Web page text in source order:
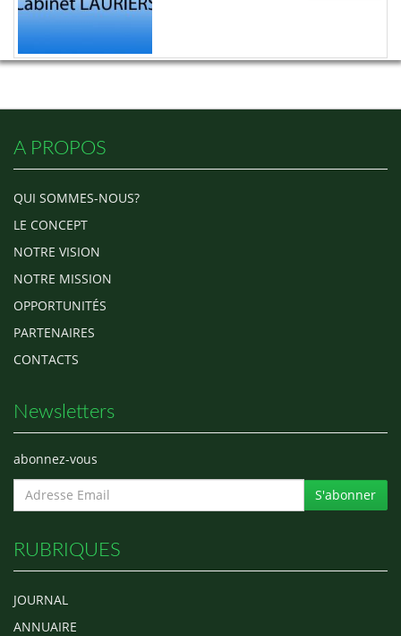
A PROPOS
QUI SOMMES-NOUS?
LE CONCEPT
NOTRE VISION
NOTRE MISSION
OPPORTUNITÉS
PARTENAIRES
CONTACTS
Newsletters
abonnez-vous
S'abonner
RUBRIQUES
JOURNAL
ANNUAIRE